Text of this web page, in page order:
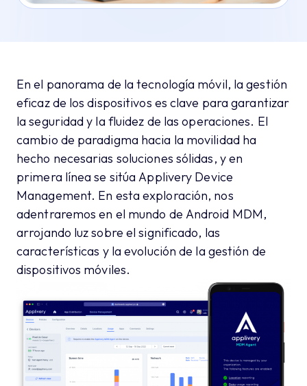
En el panorama de la tecnología móvil, la gestión
eficaz de los dispositivos es clave para garantizar
la seguridad y la fluidez de las operaciones. El
cambio de paradigma hacia la movilidad ha
hecho necesarias soluciones sólidas, y en
primera línea se sitúa Applivery Device
Management. En esta exploración, nos
adentraremos en el mundo de Android MDM,
arrojando luz sobre el significado, las
características y la evolución de la gestión de
dispositivos móviles.